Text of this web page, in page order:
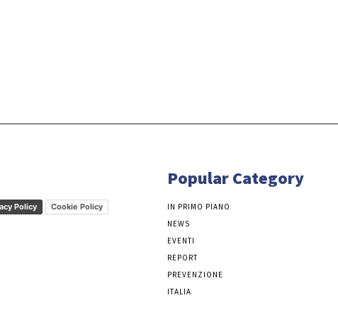
Policy Cookie Policy
Popular Category
IN PRIMO PIANO
NEWS
EVENTI
REPORT
PREVENZIONE
ITALIA